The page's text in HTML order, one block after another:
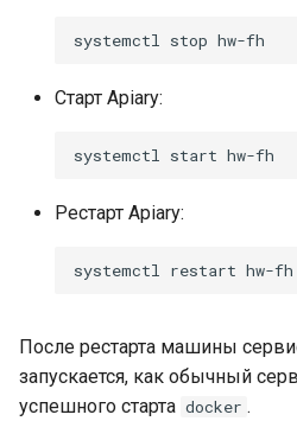
g
данных
Локализация интерфейса
Другие настройки
systemctl stop
Старт Apiary:
systemctl start
Рестарт Apiary:
systemctl restart
После рестарта машины
запускается, как обычный
успешного старта docker .